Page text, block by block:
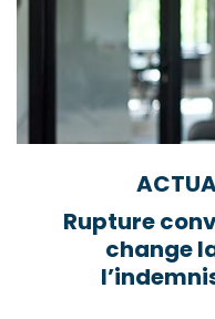
Rupture
change